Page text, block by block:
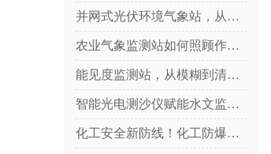
并网式光伏环境气象站，从阳光到数据：气象站如何解码光伏发电密码？
农业气象监测站如何照顾作物？
能见度监测站，从模糊到清晰：一台设备如何看透迷雾中的危险
智能光电测沙仪赋能水文监测，实现水体含沙量智能精准管控
化工安全新防线！化工防爆气象站适配高危厂区气象监测